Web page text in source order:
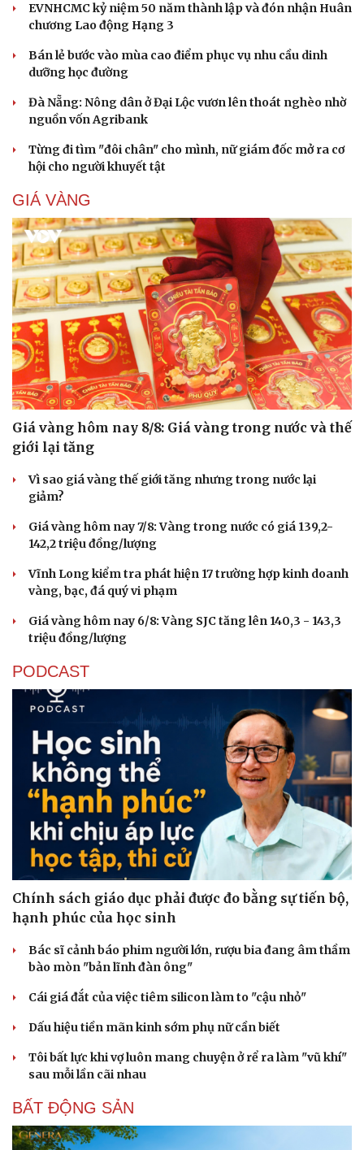
EVNHCMC kỷ niệm 50 năm thành lập và đón nhận Huân
chương Lao động Hạng 3
Bán lẻ bước vào mùa cao điểm phục vụ nhu cầu dinh
dưỡng học đường
Đà Nẵng: Nông dân ở Đại Lộc vươn lên thoát nghèo nhờ
nguồn vốn Agribank
Từng đi tìm "đôi chân" cho mình, nữ giám đốc mở ra cơ
hội cho người khuyết tật
GIÁ VÀNG
Giá vàng hôm nay 8/8: Giá vàng trong nước và thế
giới lại tăng
Vì sao giá vàng thế giới tăng nhưng trong nước lại
giảm?
Giá vàng hôm nay 7/8: Vàng trong nước có giá 139,2-
142,2 triệu đồng/lượng
Vĩnh Long kiểm tra phát hiện 17 trường hợp kinh doanh
vàng, bạc, đá quý vi phạm
Giá vàng hôm nay 6/8: Vàng SJC tăng lên 140,3 - 143,3
triệu đồng/lượng
PODCAST
Chính sách giáo dục phải được đo bằng sự tiến bộ,
hạnh phúc của học sinh
Bác sĩ cảnh báo phim người lớn, rượu bia đang âm thầm
bào mòn "bản lĩnh đàn ông"
Cái giá đắt của việc tiêm silicon làm to "cậu nhỏ"
Dấu hiệu tiền mãn kinh sớm phụ nữ cần biết
Tôi bất lực khi vợ luôn mang chuyện ở rể ra làm "vũ khí"
sau mỗi lần cãi nhau
BẤT ĐỘNG SẢN